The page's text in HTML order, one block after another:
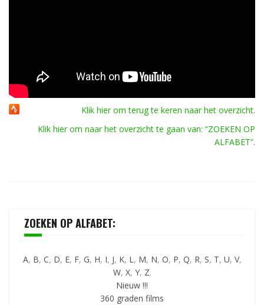
Klik hier om terug te keren naar het overzicht.
Klik hier om naar het overzicht te gaan van: “ZOEKEN OP
ALFABET”.
ZOEKEN OP ALFABET:
A, B, C, D, E, F, G, H, I, J, K, L, M, N, O, P, Q, R, S, T, U, V,
W, X, Y, Z.
Nieuw !!!
360 graden films